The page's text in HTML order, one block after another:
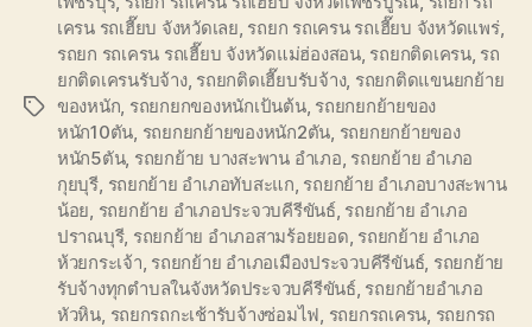
Tags
เครน รถเฮี๊ยบ จังหวัดเลย รถยก รถเครน รถเฮี๊ยบ จังหวัดแพร่,
รถยก รถเครน รถเฮี๊ยบ จังหวัดแม่ฮ่องสอน, รถยกติดเครน, รถ
ยกติดเครนรับจ้าง, รถยกติดเฮี๊ยบรับจ้าง, รถยกติดแขนยกย้าย
ของหนัก รถยกยกของหนักเป้นต้น, รถยกยกย้ายของ
หนัก10ตัน รถยกยกย้ายของหนัก2ตัน รถยกยกย้ายของ
หนัก5ตัน, รถยกย้าย บางสะพาน อำเภอ รถยกย้าย อำเภอ
กุยบุรี รถยกย้าย อำเภอทับสะแก รถยกย้าย อำเภอบางสะพาน
น้อย รถยกย้าย อำเภอประจวบคีรีขันธ์, รถยกย้าย อำเภอ
ปราณบุรี, รถยกย้าย อำเภอสามร้อยยอด รถยกย้าย อำเภอ
ห้วยกระเจ้า รถยกย้าย อำเภอเมืองประจวบคีรีขันธ์, รถยกย้าย
รับจ้างทุกตำบลในจังหวัดประจวบคีรีขันธ์, รถยกย้ายอำเภอ
หัวหิน รถยกรถกะเช้ารับจ้างซ่อมไฟ รถยกรถเครน รถยกรถ